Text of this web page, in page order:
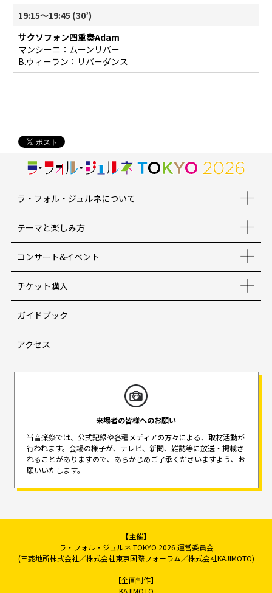
19:15～19:45 (30’)
サクソフォン四重奏Adam
マンシーニ：ムーンリバー
B.ウィーラン：リバーダンス
ラ・フォル・ジュルネについて
テーマと楽しみ方
コンサート&イベント
チケット購入
ガイドブック
アクセス
来場者の皆様へのお願い
当音楽祭では、公式記録や各種メディアの方々による、取材活動が
行われます。 会場の様子が、テレビ、新聞、雑誌等に放送・掲載さ
れることがありますので、 あらかじめご了承くださいますよう、お
願いいたします。
【主催】
ラ・フォル・ジュルネ TOKYO 2026 運営委員会
(三菱地所株式会社／株式会社東京国際フォーラム／株式会社KAJIMOTO)
【企画制作】
KAJIMOTO